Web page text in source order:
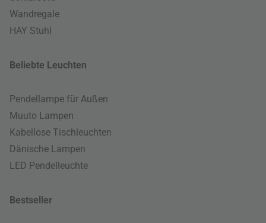
Wandregale
HAY Stuhl
Beliebte Leuchten
Pendellampe für Außen
Muuto Lampen
Kabellose Tischleuchten
Dänische Lampen
LED Pendelleuchte
Bestseller